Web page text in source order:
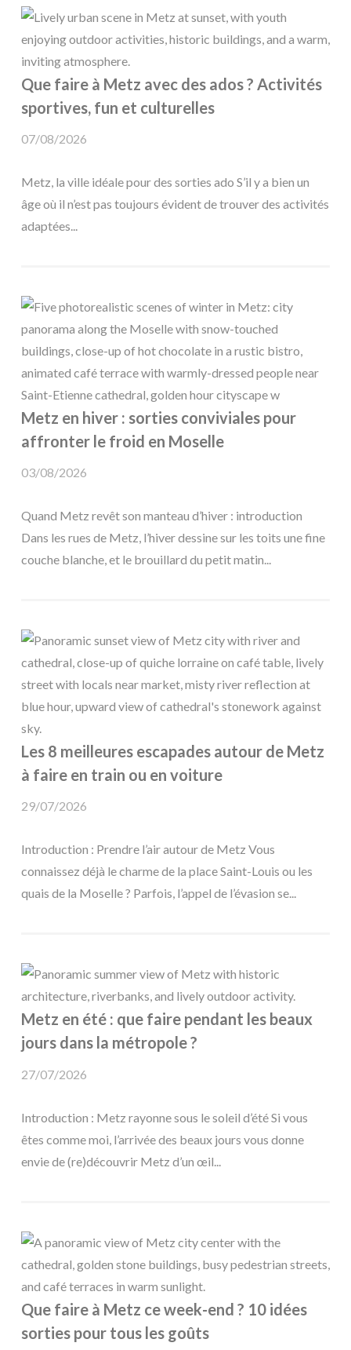
Que faire à Metz avec des ados ? Activités
sportives, fun et culturelles
07/08/2026
Metz, la ville idéale pour des sorties ado S’il y a bien un
âge où il n’est pas toujours évident de trouver des activités
adaptées...
Metz en hiver : sorties conviviales pour
affronter le froid en Moselle
03/08/2026
Quand Metz revêt son manteau d’hiver : introduction
Dans les rues de Metz, l’hiver dessine sur les toits une fine
couche blanche, et le brouillard du petit matin...
Les 8 meilleures escapades autour de Metz
à faire en train ou en voiture
29/07/2026
Introduction : Prendre l’air autour de Metz Vous
connaissez déjà le charme de la place Saint-Louis ou les
quais de la Moselle ? Parfois, l’appel de l’évasion se...
Metz en été : que faire pendant les beaux
jours dans la métropole ?
27/07/2026
Introduction : Metz rayonne sous le soleil d’été Si vous
êtes comme moi, l’arrivée des beaux jours vous donne
envie de (re)découvrir Metz d’un œil...
Que faire à Metz ce week-end ? 10 idées
sorties pour tous les goûts